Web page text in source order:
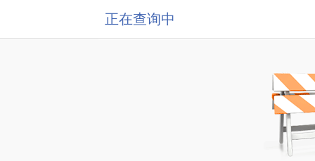
正在查询中